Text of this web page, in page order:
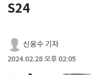
S24
신웅수 기자
2024.02.28 오후 02:05